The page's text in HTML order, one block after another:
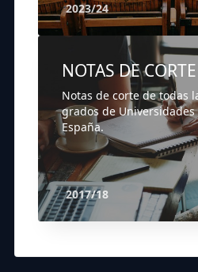
2023/24
NOTAS DE CORTE
Notas de corte de todas
grados de
España.
2017/18